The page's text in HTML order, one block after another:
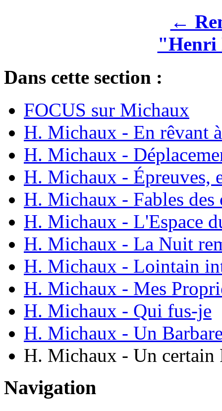
←
Dans cette section :
FOCUS sur Michaux
H. Michaux - En rêvant
H. Michaux -
H. Michaux - Épreuves,
H. Michaux - Fables des
H. Michaux - L'Espace
H. Michaux - La Nuit
H. Michaux - Lointain
H. Michaux - Mes
H. Michaux - Qui fus-je
H. Michaux - Un
H. Michaux - Un certain
Navigation